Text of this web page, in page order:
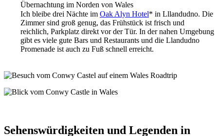
Übernachtung im Norden von Wales
Ich bleibe drei Nächte im Oak Alyn Hotel* in Lllandudno. Die
Zimmer sind groß genug, das Frühstück ist frisch und
reichlich, Parkplatz direkt vor der Tür. In der nahen Umgebung
gibt es viele gute Bars und Restaurants und die Llandudno
Promenade ist auch zu Fuß schnell erreicht.
Sehenswürdigkeiten und Legenden in